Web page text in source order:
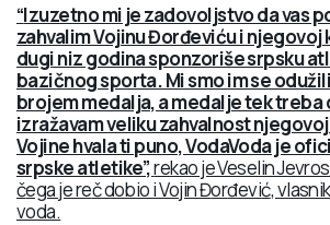
“Izuzetno mi je zadovoljstvo da vas
zahvalim Vojinu Đorđeviću i njegovoj
dugi niz godina sponzoriše srpsku
bazičnog sporta. Mi smo im se
brojem medalja, a medalje tek treba
izražavam veliku zahvalnost
Vojine hvala ti puno, VodaVoda je
srpske atletike”,rekao je Veselin
čega je rečdobio i VojinĐorđević,
voda.